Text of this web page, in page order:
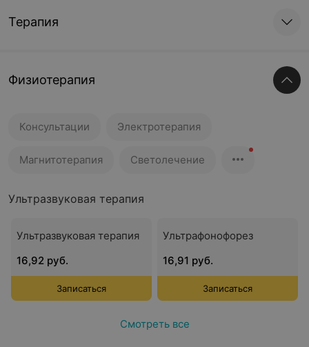
Терапия
Физиотерапия
Консультации Электротерапия
Магнитотерапия Светолечение
Ультразвуковая терапия
Ультразвуковая терапия
16,92 руб.
Записаться
Ультрафонофорез
16,91 руб.
Записаться
Смотреть все